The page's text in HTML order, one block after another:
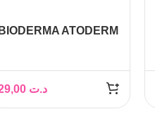
BIODERMA ATODERM
د.ت